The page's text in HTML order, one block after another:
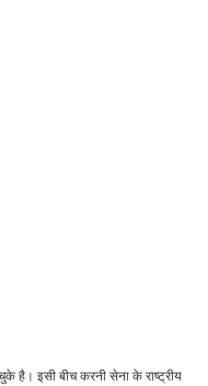
है। इसी बीच करनी सेना के राष्ट्रीय